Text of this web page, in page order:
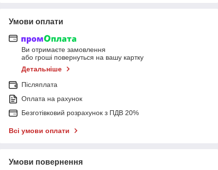
Умови оплати
Ви отримаєте замовлення
або гроші повернуться на вашу картку
Детальніше
Післяплата
Оплата на рахунок
Безготівковий розрахунок з ПДВ 20%
Всі умови оплати
Умови повернення